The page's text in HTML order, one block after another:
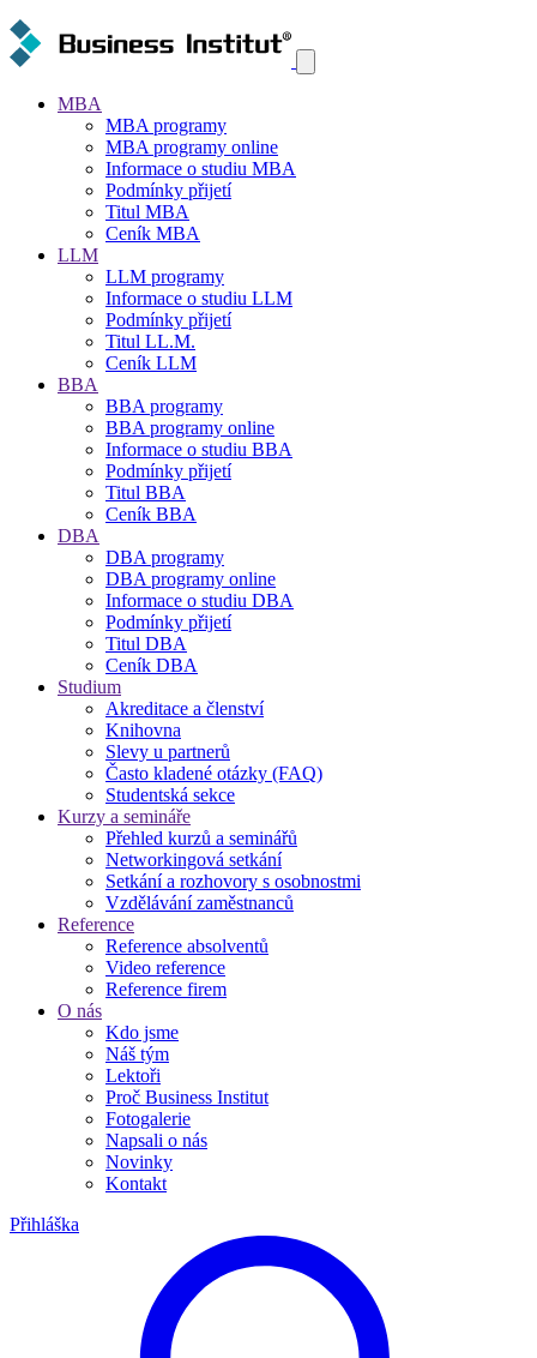
MBA
MBA programy
MBA programy online
Informace o studiu MBA
Podmínky přijetí
Titul MBA
Ceník MBA
LLM
LLM programy
Informace o studiu LLM
Podmínky přijetí
Titul LL.M.
Ceník LLM
BBA
BBA programy
BBA programy online
Informace o studiu BBA
Podmínky přijetí
Titul BBA
Ceník BBA
DBA
DBA programy
DBA programy online
Informace o studiu DBA
Podmínky přijetí
Titul DBA
Ceník DBA
Studium
Akreditace a členství
Knihovna
Slevy u partnerů
Často kladené otázky (FAQ)
Studentská sekce
Kurzy a semináře
Přehled kurzů a seminářů
Networkingová setkání
Setkání a rozhovory s osobnostmi
Vzdělávání zaměstnanců
Reference
Reference absolventů
Video reference
Reference firem
O nás
Kdo jsme
Náš tým
Lektoři
Proč Business Institut
Fotogalerie
Napsali o nás
Novinky
Kontakt
Přihláška